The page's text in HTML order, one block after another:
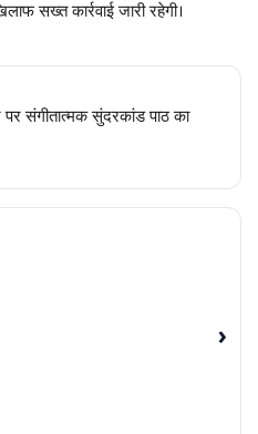
सख्त कार्रवाई जारी रहेगी।
संगीतात्मक सुंदरकांड पाठ का
›